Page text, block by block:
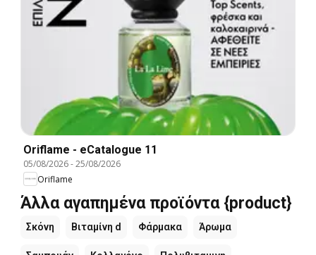
Oriflame - eCatalogue 11
05/08/2026-25/08/2026
Oriflame
Άλλα αγαπημένα προϊόντα {product}
Σκόνη Βιταμίνη d Φάρμακα Άρωμα